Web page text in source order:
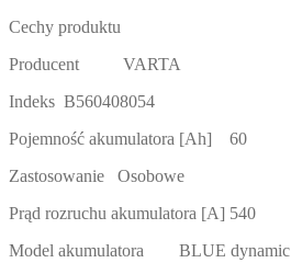
Cechy produktu
Producent VARTA
Indeks B560408054
Pojemność akumulatora [Ah] 60
Zastosowanie Osobowe
Prąd rozruchu akumulatora [A] 540
Model akumulatora BLUE dynamic